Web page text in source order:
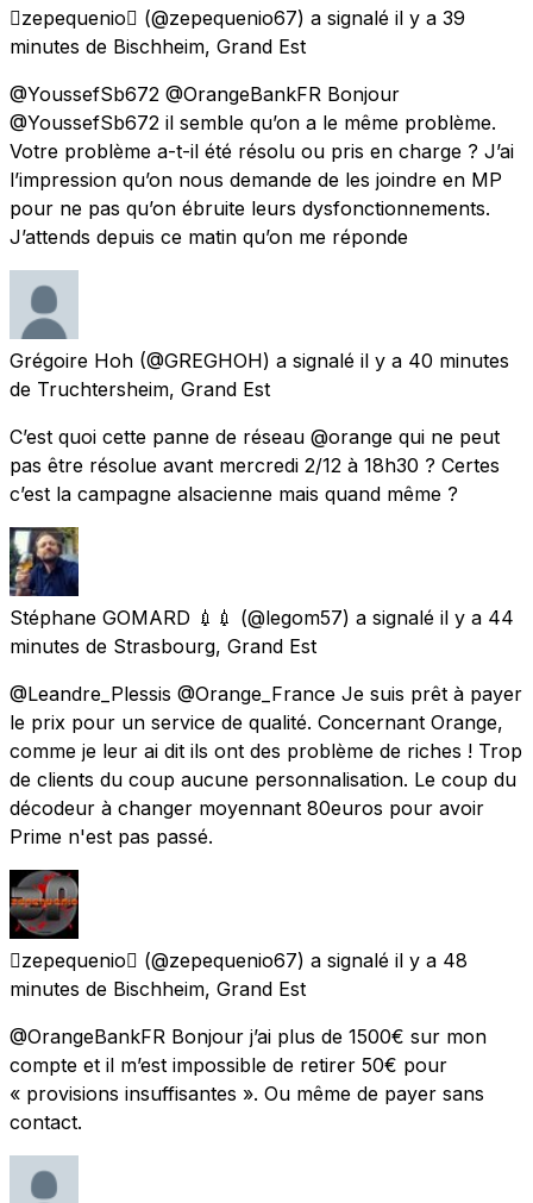
zepequenio (@zepequenio67) a signalé il y a 39
minutes de Bischheim, Grand Est
@YoussefSb672 @OrangeBankFR Bonjour
@YoussefSb672 il semble qu’on a le même problème.
Votre problème a-t-il été résolu ou pris en charge ? J’ai
l’impression qu’on nous demande de les joindre en MP
pour ne pas qu’on ébruite leurs dysfonctionnements.
J’attends depuis ce matin qu’on me réponde
Grégoire Hoh (@GREGHOH) a signalé il y a 40 minutes
de Truchtersheim, Grand Est
C’est quoi cette panne de réseau @orange qui ne peut
pas être résolue avant mercredi 2/12 à 18h30 ? Certes
c’est la campagne alsacienne mais quand même ?
Stéphane GOMARD 💉💉 (@legom57) a signalé il y a 44
minutes de Strasbourg, Grand Est
@Leandre_Plessis @Orange_France Je suis prêt à payer
le prix pour un service de qualité. Concernant Orange,
comme je leur ai dit ils ont des problème de riches ! Trop
de clients du coup aucune personnalisation. Le coup du
décodeur à changer moyennant 80euros pour avoir
Prime n'est pas passé.
zepequenio (@zepequenio67) a signalé il y a 48
minutes de Bischheim, Grand Est
@OrangeBankFR Bonjour j’ai plus de 1500€ sur mon
compte et il m’est impossible de retirer 50€ pour
« provisions insuffisantes ». Ou même de payer sans
contact.